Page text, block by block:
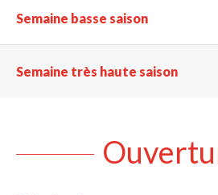
Semaine basse saison
Semaine très haute saison